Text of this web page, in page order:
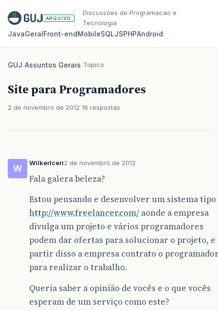
ARQUIVO
Discussoes de Programacao e
Tecnologia
JavaGeralFront‑endMobileSQLJSPHPAndroid
GUJ/Assuntos Gerais/Topico
Site para Programadores
2 de novembro de 2012 16 respostas
W
WilkerIceri2 de novembro de 2012
Fala galera beleza?
Estou pensando e desenvolver um sistema tipo
http://www.freelancer.com/ aonde a empresa
divulga um projeto e vários programadores
podem dar ofertas para solucionar o projeto, e
partir disso a empresa contrato o
para realizar o trabalho.
Queria saber a opinião de vocês e o que vocês
esperam de um serviço como este?